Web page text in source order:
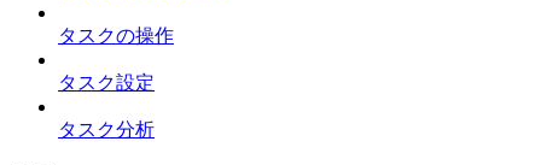
タスクの操作
タスク設定
タスク分析